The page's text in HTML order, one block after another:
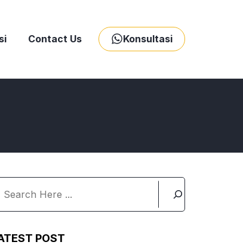
Contact Us Konsultasi
POST